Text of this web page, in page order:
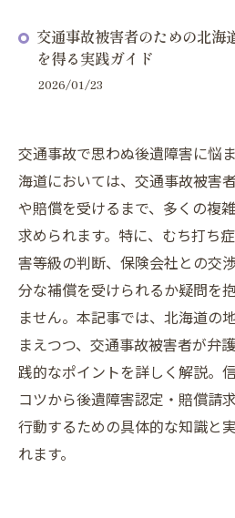
交通事故被害者のための北海
を得る実践ガイド
2026/01/23
交通事故で思わぬ後遺障害に悩
海道においては、交通事故被害
や賠償を受けるまで、多くの複
求められます。特に、むち打ち
害等級の判断、保険会社との交
分な補償を受けられるか疑問を
ません。本記事では、北海道の
まえつつ、交通事故被害者が弁
践的なポイントを詳しく解説。
コツから後遺障害認定・賠償請
行動するための具体的な知識と
れます。